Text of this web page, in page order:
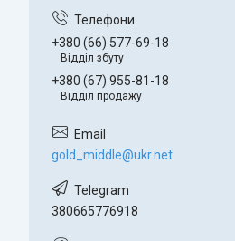
+380 (66) 577-69-18
Відділ збуту
+380 (67) 955-81-18
Відділ продажу
gold_middle@ukr.net
380665776918